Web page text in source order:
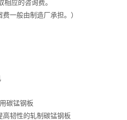
应的咨询费。
一般由制造厂承担。）
碳锰钢板
韧性的轧制碳锰钢板